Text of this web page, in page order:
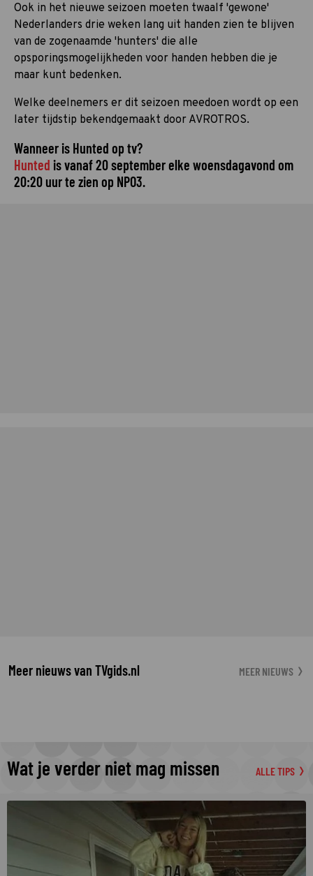
Ook in het nieuwe seizoen moeten twaalf 'gewone'
Nederlanders drie weken lang uit handen zien te blijven
van de zogenaamde 'hunters' die alle
opsporingsmogelijkheden voor handen hebben die je
maar kunt bedenken.
Welke deelnemers er dit seizoen meedoen wordt op een
later tijdstip bekendgemaakt door AVROTROS.
Wanneer is Hunted op tv?
Hunted is vanaf 20 september elke woensdagavond om
20:20 uur te zien op NPO3.
Meer nieuws van TVgids.nl MEER NIEUWS
Wat je verder niet mag missen ALLE TIPS